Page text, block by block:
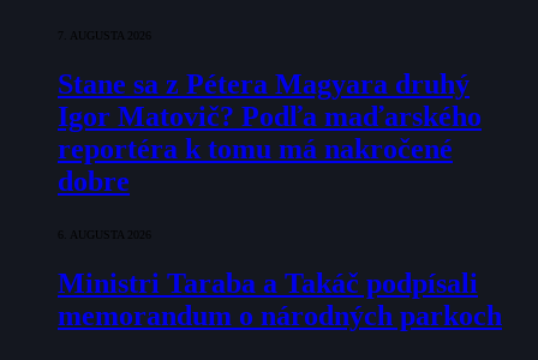
7. AUGUSTA 2026
Stane sa z Pétera Magyara druhý
Igor Matovič? Podľa maďarského
reportéra k tomu má nakročené
dobre
6. AUGUSTA 2026
Ministri Taraba a Takáč podpísali
memorandum o národných parkoch